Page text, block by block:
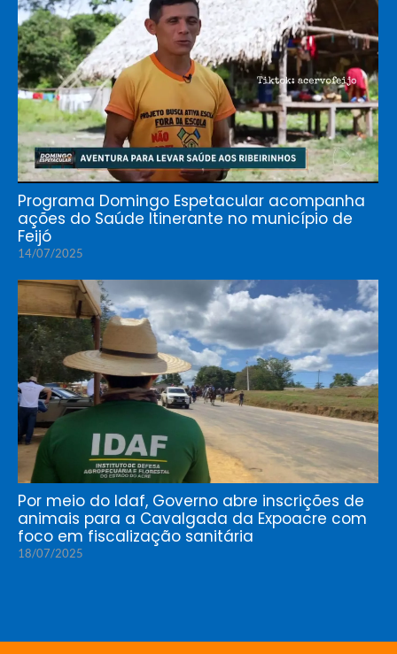
Programa Domingo Espetacular acompanha
ações do Saúde Itinerante no município de
Feijó
14/07/2025
Por meio do Idaf, Governo abre inscrições de
animais para a Cavalgada da Expoacre com
foco em fiscalização sanitária
18/07/2025